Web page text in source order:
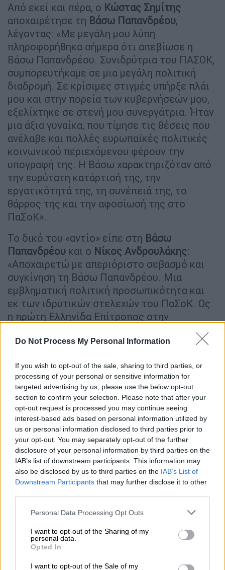
Do Not Process My Personal Information
If you wish to opt-out of the sale, sharing to third parties, or
processing of your personal or sensitive information for
targeted advertising by us, please use the below opt-out
section to confirm your selection. Please note that after your
opt-out request is processed you may continue seeing
interest-based ads based on personal information utilized by
us or personal information disclosed to third parties prior to
your opt-out. You may separately opt-out of the further
disclosure of your personal information by third parties on the
IAB’s list of downstream participants. This information may
also be disclosed by us to third parties on the IAB’s List of
Downstream Participants that may further disclose it to other
Please note that this website/app uses one or more Google
not limited to your visit or usage behaviour. You may click to
grant or deny consent to Google and its third-party tags to
use your data for below specified purposes in below Google
consent section.
Personal Data Processing Opt Outs
I want to opt-out of the Sharing of my
personal data.
Opted In
I want to opt-out of the Sale of my
Από εκεί και πέρα, ο Κώστας Σημίτης
αποχαιρέτησε τη Βάσω Παπανδρέου,
λέγοντας: «Με μεγάλη μου λύπη
πληροφορήθηκα σήμερα ότι απεβίωσε η
Βάσω Παπανδρέου. Συνιδρύτρια του ΠΑΣΟΚ,
συμπορευτήκαμε σε μια μεγάλη πολιτική
διαδρομή. Σε κρίσιμες στιγμές υπήρξε πλάι
μου και στην πορεία των κυβερνήσεών μου,
εξελίχτηκε σε στενή μου συνεργάτρια. Ήταν
μια άξια γυναίκα, που τίμησε τις θέσεις που
ανέλαβε και πολλές ευρωπαϊκές πολιτικές
κοινωνικού περιεχόμενου φέρουν την
υπογραφή της. Η Βάσω χαρακτηριζόταν από
την ευρύτατη κατάρτισή της, την
εργατικότητά της, τη συνέπειά της, το
θάρρος της και την αφοσίωσή της στο
ΠαΣοΚ».
Το δικό του «αντίο» είπε στη Βάσω
Παπανδρέου και ο Νίκος Ανδρουλάκης:
«Αποχαιρετώ με απεριόριστο σεβασμό και
συγκίνηση τη Βάσω Παπανδρέου. Μια
εμβληματική πολιτική προσωπικότητα και
εκ των ιδρυτικών στελεχών του ΠαΣοΚ. Ως
η πρώτη Ελληνίδα Επίτροπος στην
Ευρωπαϊκή Επιτροπή άνοιξε πρωτοπόρους
προοδευτικούς δρόμους με την Ευρωπαϊκή
κοινωνικού διαλόγου, την προστασία των
εργασιακών δικαιωμάτων και της
μητρότητας καθώς και την εμπέδωση της
ισότητας των φύλων.
Υπηρέτησε με σθένος και δυναμισμό χωρίς
συμβιβασμούς τις πολιτικές θέσεις της. Ως
Υπουργός ταυτίστηκε με σημαντικές
μεταρρυθμίσεις εκσυγχρονισμού του
κράτους και ανασυγκρότησης του
παραγωγικού δυναμικού της χώρας, ενώ
έθετε στην προτεραιότητά της τη μείωση
των κοινωνικών ανισοτήτων και την
υπεράσπιση των οικονομικά ασθενέστερων.
Τα ειλικρινή μου συλλυπητήρια στους